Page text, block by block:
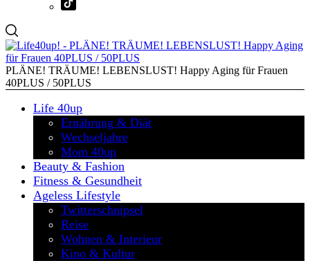
PLÄNE! TRÄUME! LEBENSLUST! Happy Aging für Frauen
40PLUS / 50PLUS
Life 40up
Ernährung & Diät
Wechseljahre
Mom 40up
Beauty & Fashion
Fitness & Gesundheit
Ageless Lifestyle
Twitterschnipsel
Reise
Wohnen & Interieur
Kino & Kultur